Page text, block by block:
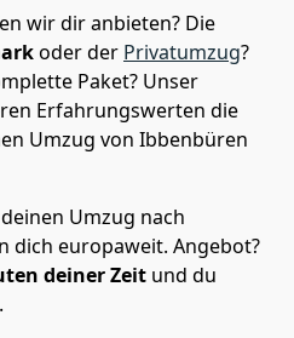
wir dir anbieten? Die
oder der Privatumzug?
Paket? Unser
Erfahrungswerten die
Umzug von Ibbenbüren
Umzug nach
dich europaweit. Angebot?
deiner Zeit und du